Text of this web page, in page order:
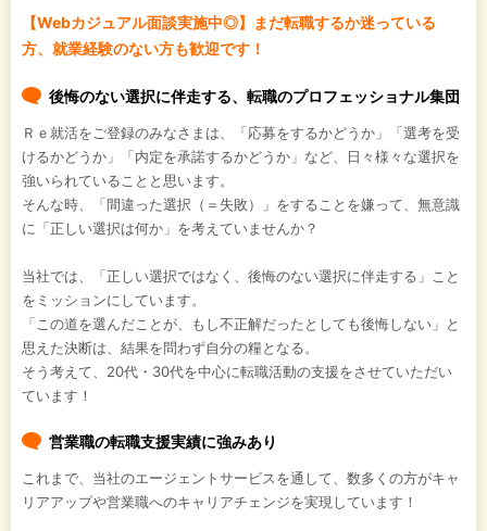
【Webカジュアル面談実施中◎】まだ転職するか迷っている
方、就業経験のない方も歓迎です！
後悔のない選択に伴走する、転職のプロフェッショナル集団
Ｒｅ就活をご登録のみなさまは、「応募をするかどうか」「選考を受
けるかどうか」「内定を承諾するかどうか」など、日々様々な選択を
強いられていることと思います。
そんな時、「間違った選択（＝失敗）」をすることを嫌って、無意識
に「正しい選択は何か」を考えていませんか？
当社では、「正しい選択ではなく、後悔のない選択に伴走する」こと
をミッションにしています。
「この道を選んだことが、もし不正解だったとしても後悔しない」と
思えた決断は、結果を問わず自分の糧となる。
そう考えて、20代・30代を中心に転職活動の支援をさせていただい
ています！
営業職の転職支援実績に強みあり
これまで、当社のエージェントサービスを通して、数多くの方がキャ
リアアップや営業職へのキャリアチェンジを実現しています！